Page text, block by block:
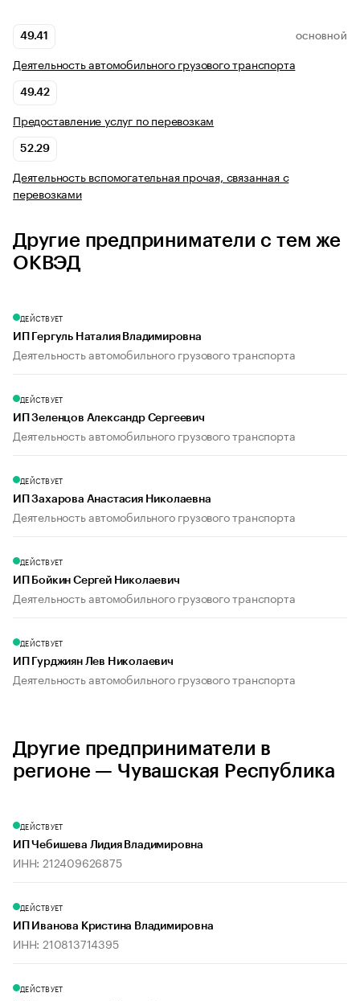
49.41 ОСНОВНОЙ
Деятельность автомобильного грузового транспорта
49.42
Предоставление услуг по перевозкам
52.29
Деятельность вспомогательная прочая, связанная с
перевозками
Другие предприниматели с тем же
ОКВЭД
ДЕЙСТВУЕТ
ИП Гергуль Наталия Владимировна
Деятельность автомобильного грузового транспорта
ДЕЙСТВУЕТ
ИП Зеленцов Александр Сергеевич
Деятельность автомобильного грузового транспорта
ДЕЙСТВУЕТ
ИП Захарова Анастасия Николаевна
Деятельность автомобильного грузового транспорта
ДЕЙСТВУЕТ
ИП Бойкин Сергей Николаевич
Деятельность автомобильного грузового транспорта
ДЕЙСТВУЕТ
ИП Гурджиян Лев Николаевич
Деятельность автомобильного грузового транспорта
Другие предприниматели в
регионе — Чувашская Республика
ДЕЙСТВУЕТ
ИП Чебишева Лидия Владимировна
ИНН: 212409626875
ДЕЙСТВУЕТ
ИП Иванова Кристина Владимировна
ИНН: 210813714395
ДЕЙСТВУЕТ